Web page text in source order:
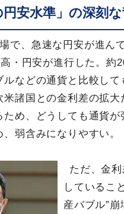
円安水準」の深刻
で、急速な円安が進ん
・円安が進行した。
ルなどの通貨と比較し
諸国との金利差の拡
ため、どうしても通貨
弱含みになりやすい。
ただ、金
しているこ
産バブル”